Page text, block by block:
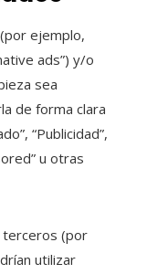
ejemplo,
ads”) y/o
sea
de forma clara
“Publicidad”,
u otras
terceros (por
utilizar